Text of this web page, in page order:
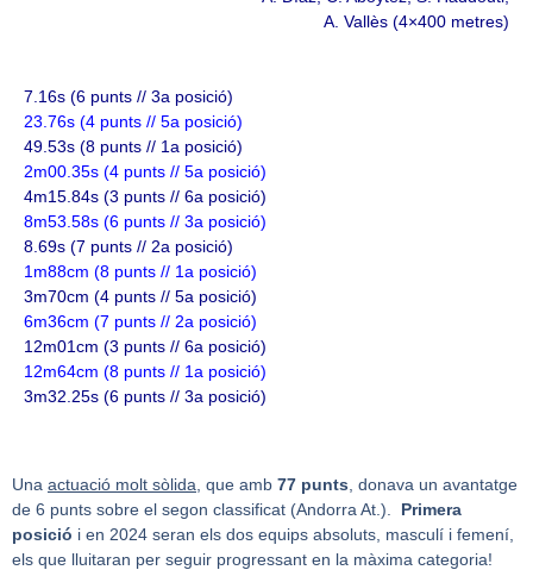
A. Vallès (4×400 metres)
7.16s (6 punts // 3a posició)
23.76s (4 punts // 5a posició)
49.53s (8 punts // 1a posició)
2m00.35s (4 punts // 5a posició)
4m15.84s (3 punts // 6a posició)
8m53.58s (6 punts // 3a posició)
8.69s (7 punts // 2a posició)
1m88cm (8 punts // 1a posició)
3m70cm (4 punts // 5a posició)
6m36cm (7 punts // 2a posició)
12m01cm (3 punts // 6a posició)
12m64cm (8 punts // 1a posició)
3m32.25s (6 punts // 3a posició)
Una actuació molt sòlida , que amb 77 punts , donava un avantatge
de 6 punts sobre el segon classificat (Andorra At.). Primera
posició i en 2024 seran els dos equips absoluts, masculí i femení,
els que lluitaran per seguir progressant en la màxima categoria!